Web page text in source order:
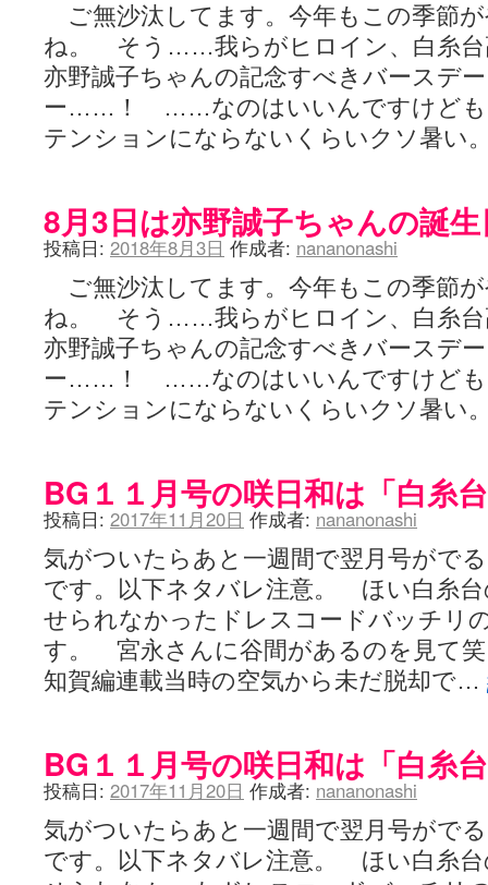
Danas je lep dan. / [咲-Saki-]もしインターハイのルールが鷲巣麻雀だ
ぴゅーく☆すてっぷ - 咲-Saki- / ブログ終了のお知らせ
What You Mean ? - 咲-Saki- / 第2回清澄エリア聖地巡礼ツアーレポート
左を向いて » 咲-saki- / 【シノハユ】第26話「一別以来」/咲日和・阿
primary colors / 久誕イエ～～～～～～イ！！！！！！
乱れ雪月花 - 咲-Saki- / ブログ終了のお知らせ：今までありがとうござ
YUKARI / 【宥菫】 ＳＳ更新とお知らせ 【松実宥誕記念ＳＳ】
せのたけくらべ - 咲-Saki- / 咲さんのやり方で就活をやってみよう
咏-Uta-ブログ編 - 咲-Saki- / 黄色い封筒が届いた(・∀・) (12:30)
チャウチャウちゃうんちゃうん - 咲-Saki- / 吉野の千本桜を見に行きま
気分次第。 - 咲-Saki- / シノハユ 第3巻 感想 (07:42)
あこしず日和！ - 咲-Saki- / 咲-Saki-阿知賀編Blu-rayBOX 購入 (01:00)
ニワカ王者 / 【アニメ記事】咲-Saki- 立先生のコメントを取り上げる
のよーなのよー - 咲-Saki- / 咲十夜 第四夜 (11:00)
Yaranakya » 咲-Saki- / 国際最萌リーグは園城寺怜ちゃんに一票を入れ
おもちがなくてもだいじょうぶ / 咲と照の確執【プリン】
(16:10)
咲-Saki-の舞台が特定されたら、行くしかないでしょ / ブログを引っ越
りりーがーる（仮） / 虎姫 カラオケ編っぽい小ネタ
フリテンリーチで流して / 姫松高校についてのいくらかの考察 (09:03)
オレのぞん / 咲さんのお誕生日です （ギリギリ） (14:58)
飛鳥の巣 - 咲-Saki- / 咲キャラがギタリストだったら...【風越編】
遊び半分 / もうすぐ８月も終わり (16:03)
咲-Saki-ほんだし / 咲-Saki- 第128局 「涼風」 感想 (11:54)
咲-Saki-麻雀録 / 台風に強そうな咲キャラ
君の友達。 / マイ・フェア・レディ (12:49)
ぽっこぬ / 咲絵ログ2 (15:21)
妄言郷 / 咲-Saki- 第129局「契機」感想 (16:01)
咲-Saki-のてきとう考察 - 咲-Saki- / 記事紹介：書け麻に参加でさっ
嶺上かいほー - 咲-saki- / (7/1日分)dreamscapeが更新していました
らぎこのだらだら日記帳 - 咲 -saki- / 咲アンテナ杯お疲れ様でした(半
考える凡人 / [咲-Saki-]姉帯豊音の能力考察―暦占という仮説― (04:47)
まいるーむ / よく分かる、有珠山高校！（キャラについてひたすら語
プンスコ！ 野依日和！ - 咲-Saki- / 小蒔「渚のあわあわダブリィレイ
Ethanの色々ゆるじゃん不敗神話 - 咲-Saki- / 哲学的に考えてみる園城
幸咲良し / コメ返しその他 (08:27)
咲の仮blog / 和ちゃん (12:02)
ご無沙汰してます。今年もこの季節
ね。 そう……我らがヒロイン、白糸台
亦野誠子ちゃんの記念すべきバース
ー……！ ……なのはいいんですけども
テンションにならないくらいクソ暑
8月3日は亦野誠子ちゃんの誕
投稿日: 2018年8月3日 作成者: nananonashi
ご無沙汰してます。今年もこの季節
ね。 そう……我らがヒロイン、白糸台
亦野誠子ちゃんの記念すべきバース
ー……！ ……なのはいいんですけども
テンションにならないくらいクソ暑
BG１１月号の咲日和は「白糸
投稿日: 2017年11月20日 作成者: nananonashi
気がついたらあと一週間で翌月号がで
です。以下ネタバレ注意。 ほい白糸
せられなかったドレスコードバッチリ
す。 宮永さんに谷間があるのを見て
知賀編連載当時の空気から未だ脱却で…
BG１１月号の咲日和は「白糸
投稿日: 2017年11月20日 作成者: nananonashi
気がついたらあと一週間で翌月号がで
です。以下ネタバレ注意。 ほい白糸